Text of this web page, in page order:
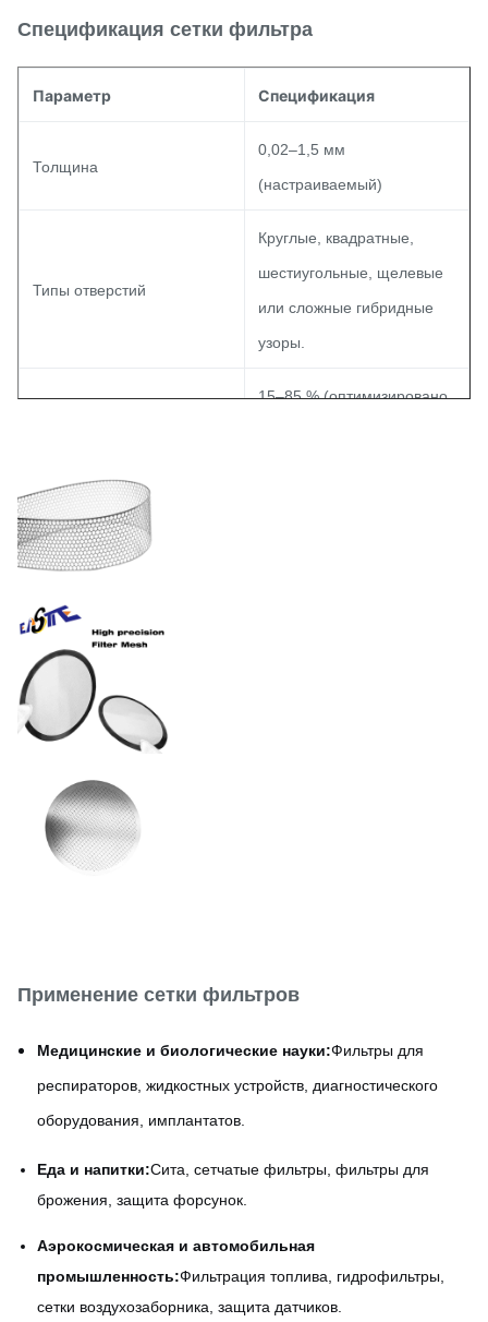
Спецификация сетки фильтра
Параметр Спецификация
Толщина
0,02–1,5 мм
(настраиваемый)
Типы отверстий
Круглые, квадратные,
шестиугольные, щелевые
или сложные гибридные
узоры.
15–85 % (оптимизировано
Толерантность
Отделка поверхности
Применение сетки фильтров
Медицинские и биологические науки:Фильтры для
респираторов, жидкостных устройств, диагностического
оборудования, имплантатов.
Еда и напитки:Сита, сетчатые фильтры, фильтры для
брожения, защита форсунок.
Аэрокосмическая и автомобильная
промышленность:Фильтрация топлива, гидрофильтры,
сетки воздухозаборника, защита датчиков.